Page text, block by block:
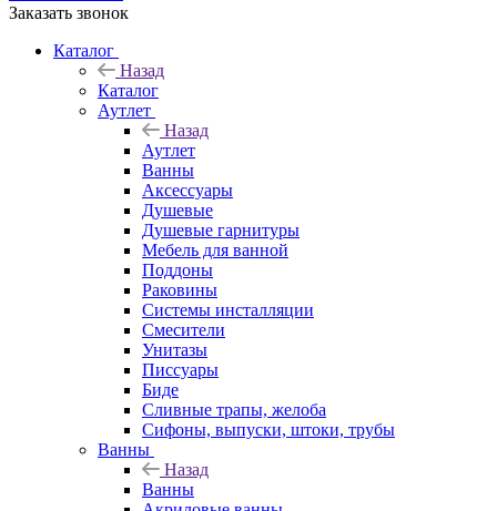
Заказать звонок
Каталог
Назад
Каталог
Аутлет
Назад
Аутлет
Ванны
Аксессуары
Душевые
Душевые гарнитуры
Мебель для ванной
Поддоны
Раковины
Системы инсталляции
Смесители
Унитазы
Писсуары
Биде
Сливные трапы, желоба
Сифоны, выпуски, штоки, трубы
Ванны
Назад
Ванны